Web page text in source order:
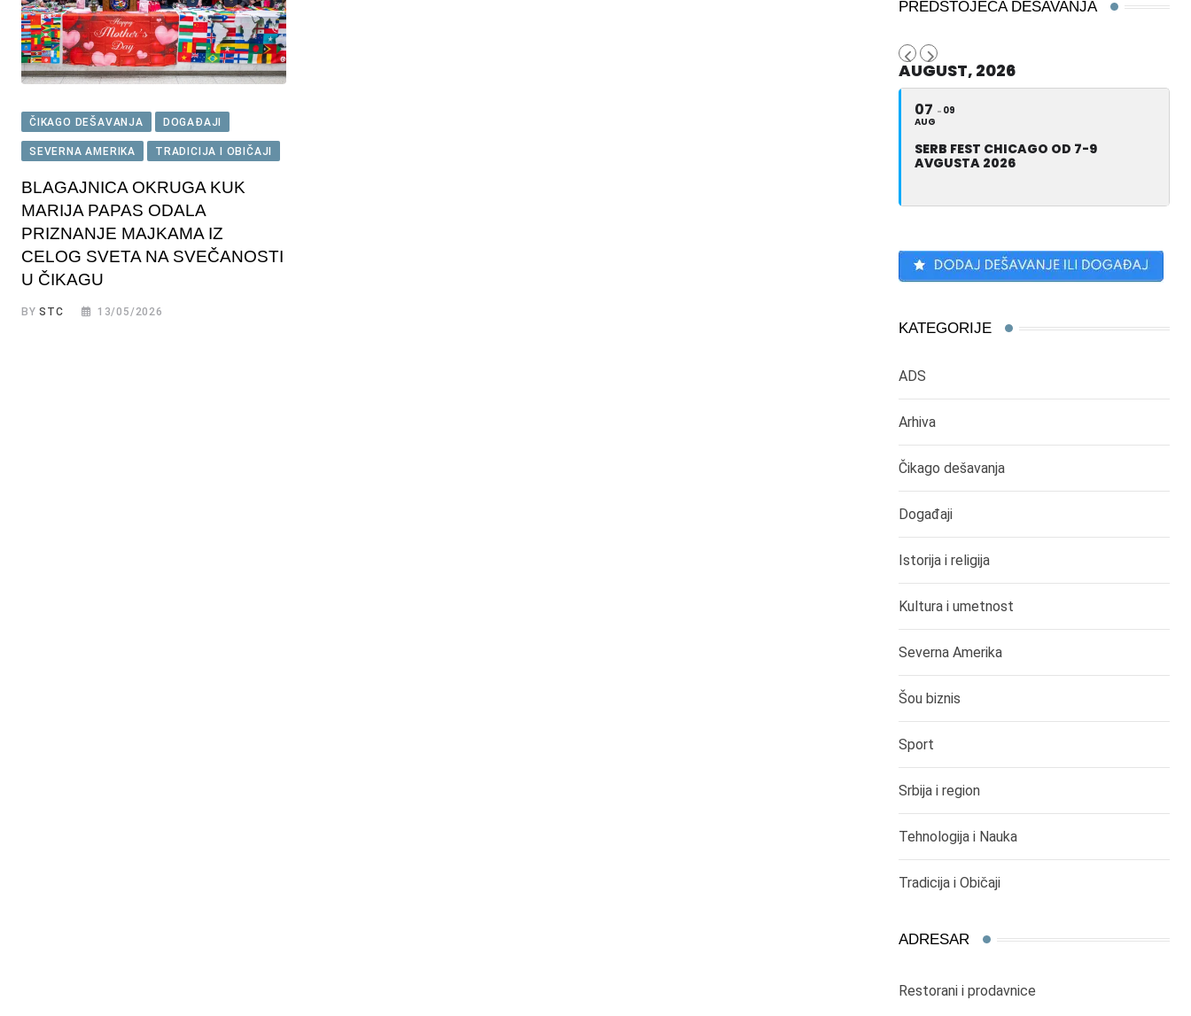
ČIKAGO DEŠAVANJA DOGAĐAJI
SEVERNA AMERIKA TRADICIJA I OBIČAJI
BLAGAJNICA OKRUGA KUK
MARIJA PAPAS ODALA
PRIZNANJE MAJKAMA IZ
CELOG SVETA NA SVEČANOSTI
U ČIKAGU
BYSTC 13/05/2026
PREDSTOJEĆA DEŠAVANJA
AUGUST, 2026
07
AUG
09
SERB FEST CHICAGO OD 7-9
AVGUSTA 2026
KATEGORIJE
ADS
Arhiva
Čikago dešavanja
Događaji
Istorija i religija
Kultura i umetnost
Severna Amerika
Šou biznis
Sport
Srbija i region
Tehnologija i Nauka
Tradicija i Običaji
ADRESAR
Restorani i prodavnice